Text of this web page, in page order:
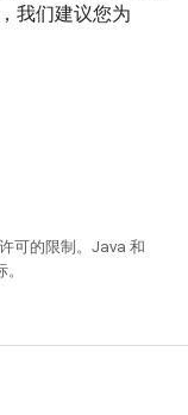
我们建议您为
可的限制。Java 和